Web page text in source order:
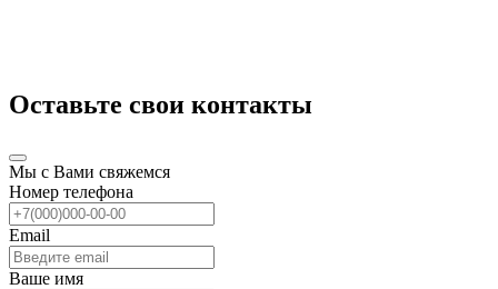
Оставьте свои контакты
Мы с Вами свяжемся
Номер телефона
Email
Ваше имя